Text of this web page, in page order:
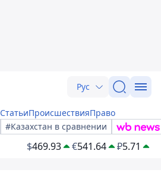
Рус
СтатьиПроисшествияПраво
#Казахстан в сравнении
$469.93 €541.64 ₽5.71